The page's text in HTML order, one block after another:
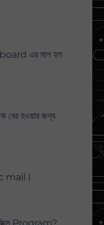
এর মাপ হল
হওয়ার জন্য
mail।